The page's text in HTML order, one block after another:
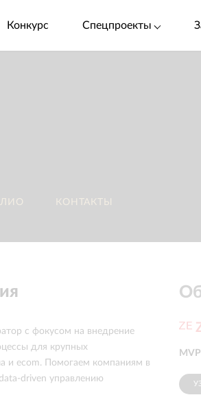
Конкурс Спецпроекты
КОНТАКТЫ
с фокусом на внедрение
для крупных
и ecom. Помогаем компаниям в
driven управлению